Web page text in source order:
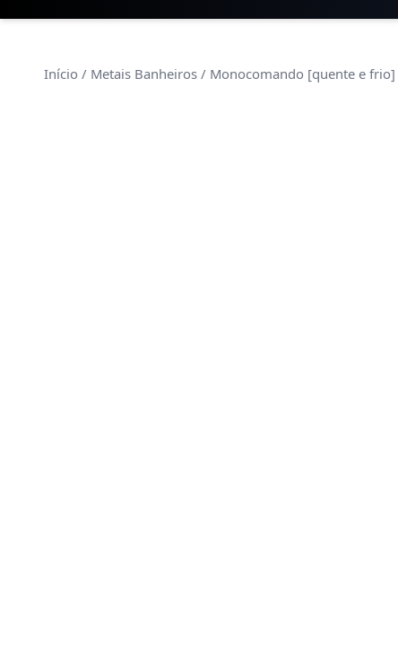
Início / Metais Banheiros / Monocomando [quente e frio]